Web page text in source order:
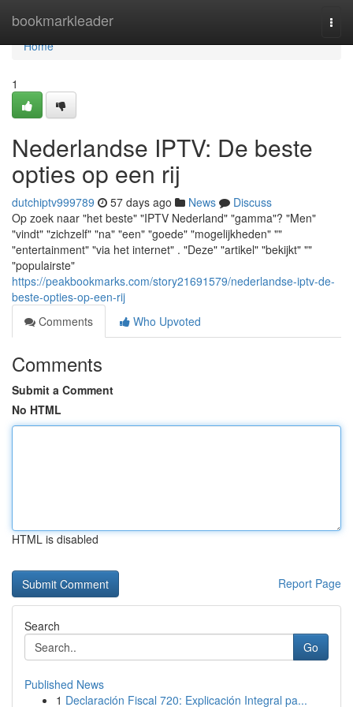
bookmarkleader
Home
Home
1
Nederlandse IPTV: De beste
opties op een rij
dutchiptv999789 57 days ago News
Discuss
Op zoek naar "het beste" "IPTV Nederland" "gamma"? "Men"
"vindt" "zichzelf" "na" "een" "goede" "mogelijkheden" ""
"entertainment" "via het internet" . "Deze" "artikel" "bekijkt" ""
"populairste"
https://peakbookmarks.com/story21691579/nederlandse-iptv-de-
beste-opties-op-een-rij
Comments
Who Upvoted
Comments
Submit a Comment
No HTML
HTML is disabled
Report Page
Search
Go
Published News
1 Declaración Fiscal 720: Explicación Integral pa...